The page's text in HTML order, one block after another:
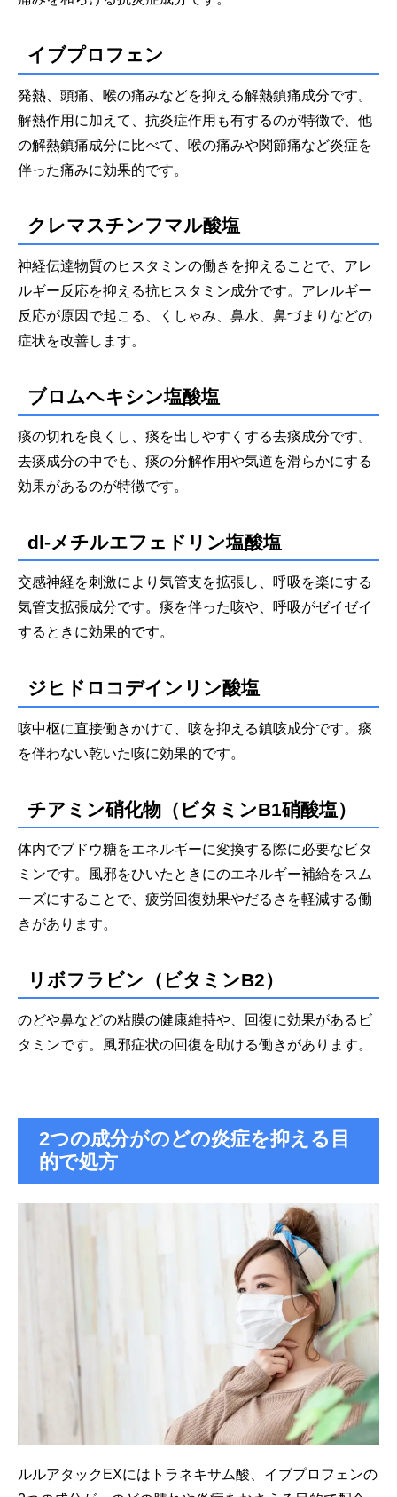
イブプロフェン
発熱、頭痛、喉の痛みなどを抑える解熱鎮痛成分です。
解熱作用に加えて、抗炎症作用も有するのが特徴で、他
の解熱鎮痛成分に比べて、喉の痛みや関節痛など炎症を
伴った痛みに効果的です。
クレマスチンフマル酸塩
神経伝達物質のヒスタミンの働きを抑えることで、アレ
ルギー反応を抑える抗ヒスタミン成分です。アレルギー
反応が原因で起こる、くしゃみ、鼻水、鼻づまりなどの
症状を改善します。
ブロムヘキシン塩酸塩
痰の切れを良くし、痰を出しやすくする去痰成分です。
去痰成分の中でも、痰の分解作用や気道を滑らかにする
効果があるのが特徴です。
dl-メチルエフェドリン塩酸塩
交感神経を刺激により気管支を拡張し、呼吸を楽にする
気管支拡張成分です。痰を伴った咳や、呼吸がゼイゼイ
するときに効果的です。
ジヒドロコデインリン酸塩
咳中枢に直接働きかけて、咳を抑える鎮咳成分です。痰
を伴わない乾いた咳に効果的です。
チアミン硝化物（ビタミンB1硝酸塩）
体内でブドウ糖をエネルギーに変換する際に必要なビタ
ミンです。風邪をひいたときにのエネルギー補給をスム
ーズにすることで、疲労回復効果やだるさを軽減する働
きがあります。
リボフラビン（ビタミンB2）
のどや鼻などの粘膜の健康維持や、回復に効果があるビ
タミンです。風邪症状の回復を助ける働きがあります。
2つの成分がのどの炎症を抑える目
的で処方
ルルアタックEXにはトラネキサム酸、イブプロフェンの